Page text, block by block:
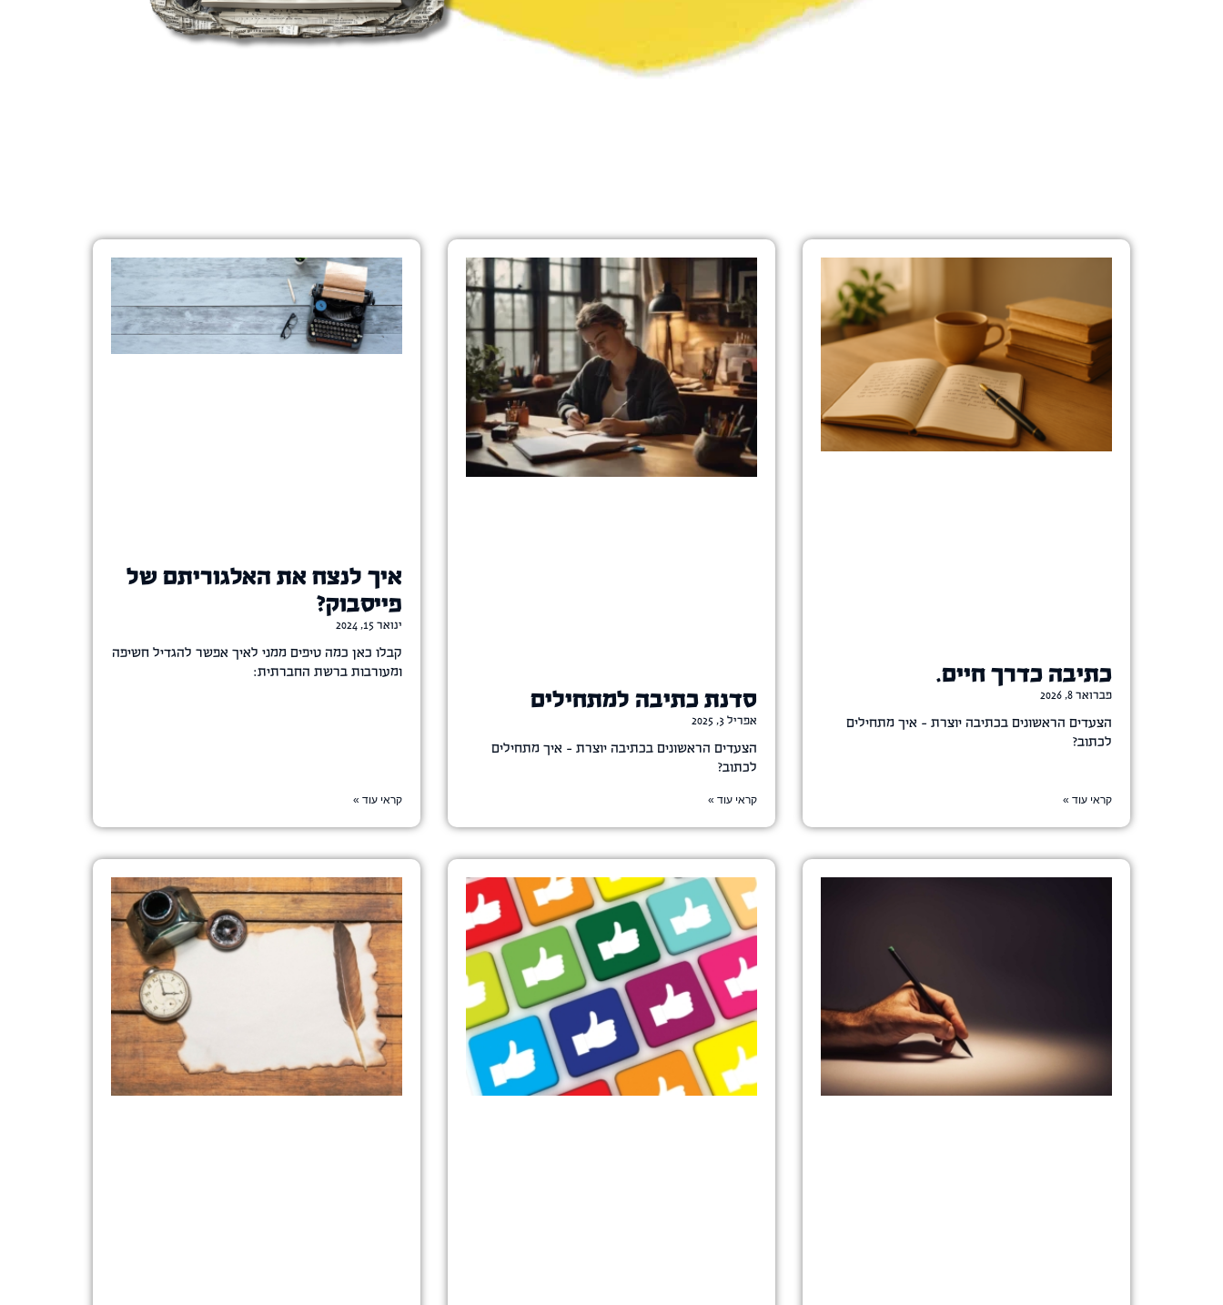
כתיבה כדרך חיים.
פברואר 8, 2026
הצעדים הראשונים בכתיבה יוצרת – איך מתחילים
לכתוב?
קראי עוד »
סדנת כתיבה למתחילים
אפריל 3, 2025
הצעדים הראשונים בכתיבה יוצרת – איך מתחילים
לכתוב?
קראי עוד »
איך לנצח את האלגוריתם של
פייסבוק?
ינואר 15, 2024
קבלו כאן כמה טיפים ממני לאיך אפשר להגדיל חשיפה
ומעורבות ברשת החברתית:
קראי עוד »